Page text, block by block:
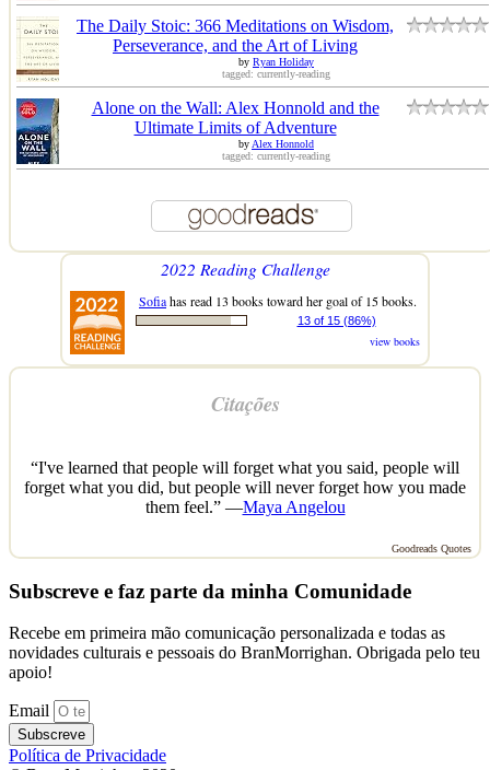
The Daily Stoic: 366 Meditations on Wisdom,
Perseverance, and the Art of Living
by Ryan Holiday
tagged: currently-reading
Alone on the Wall: Alex Honnold and the
Ultimate Limits of Adventure
byAlex Honnold
tagged: currently-reading
2022 Reading Challenge
Sofiahas read 13 books toward her goal of 15 books.
13 of 15 (86%)
view books
Citações
“I've learned that people will forget what you said, people will
forget what you did, but people will never forget how you made
them feel.” —Maya Angelou
Goodreads Quotes
Subscreve e faz parte da minha Comunidade
Recebe em primeira mão comunicação personalizada e todas as
novidades culturais e pessoais do BranMorrighan. Obrigada pelo teu
apoio!
Email
Subscreve
Política de Privacidade